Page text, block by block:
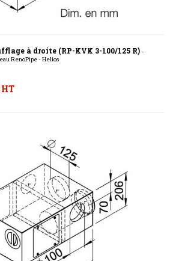
à droite (RP-KVK 3-100/125 R) -
RenoPipe - Helios
HT